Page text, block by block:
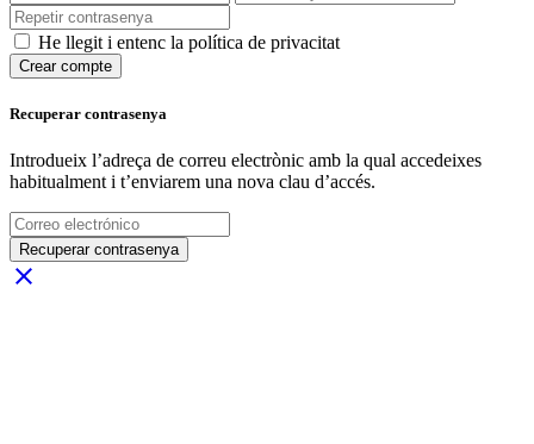
He llegit i entenc la política de privacitat
Crear compte
Recuperar contrasenya
Introdueix l’adreça de correu electrònic amb la qual accedeixes
habitualment i t’enviarem una nova clau d’accés.
Recuperar contrasenya
close